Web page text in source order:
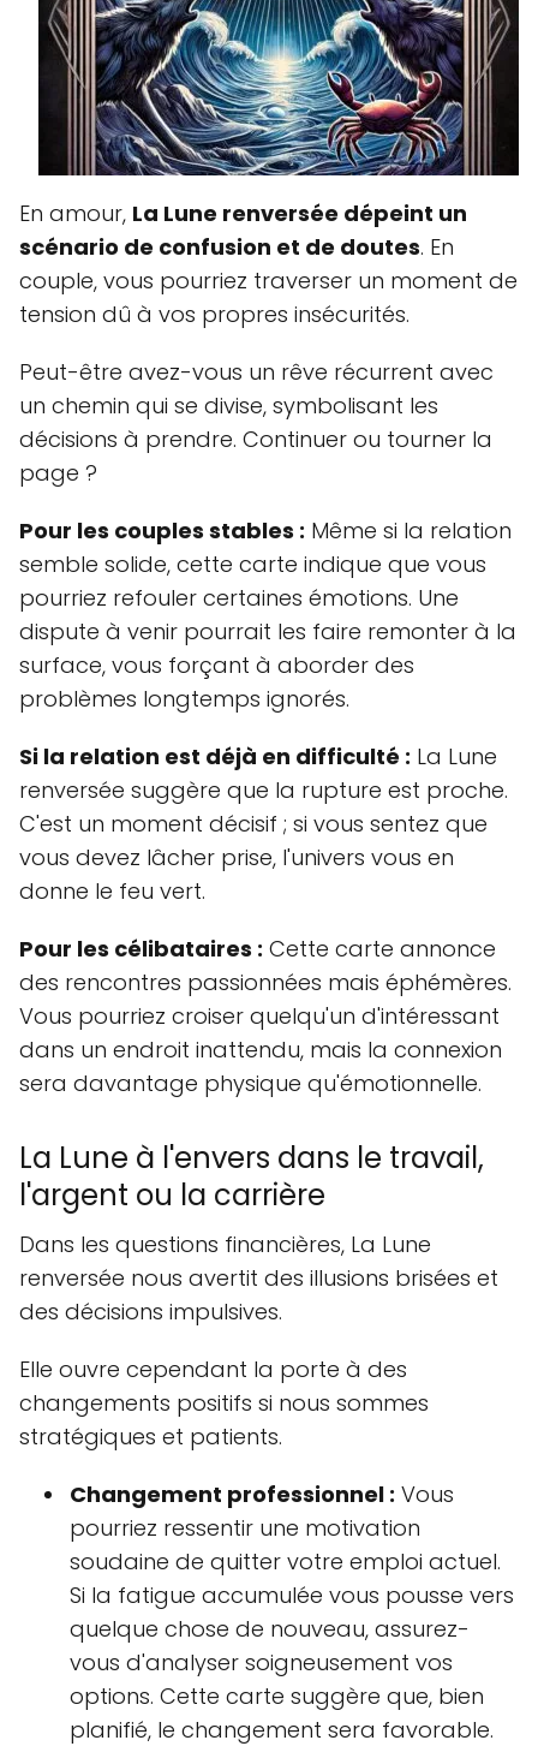
En amour, La Lune renversée dépeint un
scénario de confusion et de doutes. En
couple, vous pourriez traverser un moment de
tension dû à vos propres insécurités.
Peut-être avez-vous un rêve récurrent avec
un chemin qui se divise, symbolisant les
décisions à prendre. Continuer ou tourner la
page ?
Pour les couples stables : Même si la relation
semble solide, cette carte indique que vous
pourriez refouler certaines émotions. Une
dispute à venir pourrait les faire remonter à la
surface, vous forçant à aborder des
problèmes longtemps ignorés.
Si la relation est déjà en difficulté : La Lune
renversée suggère que la rupture est proche.
C'est un moment décisif ; si vous sentez que
vous devez lâcher prise, l'univers vous en
donne le feu vert.
Pour les célibataires : Cette carte annonce
des rencontres passionnées mais éphémères.
Vous pourriez croiser quelqu'un d'intéressant
dans un endroit inattendu, mais la connexion
sera davantage physique qu'émotionnelle.
La Lune à l'envers dans le travail,
l'argent ou la carrière
Dans les questions financières, La Lune
renversée nous avertit des illusions brisées et
des décisions impulsives.
Elle ouvre cependant la porte à des
changements positifs si nous sommes
stratégiques et patients.
Changement professionnel : Vous
pourriez ressentir une motivation
soudaine de quitter votre emploi actuel.
Si la fatigue accumulée vous pousse vers
quelque chose de nouveau, assurez-
vous d'analyser soigneusement vos
options. Cette carte suggère que, bien
planifié, le changement sera favorable.